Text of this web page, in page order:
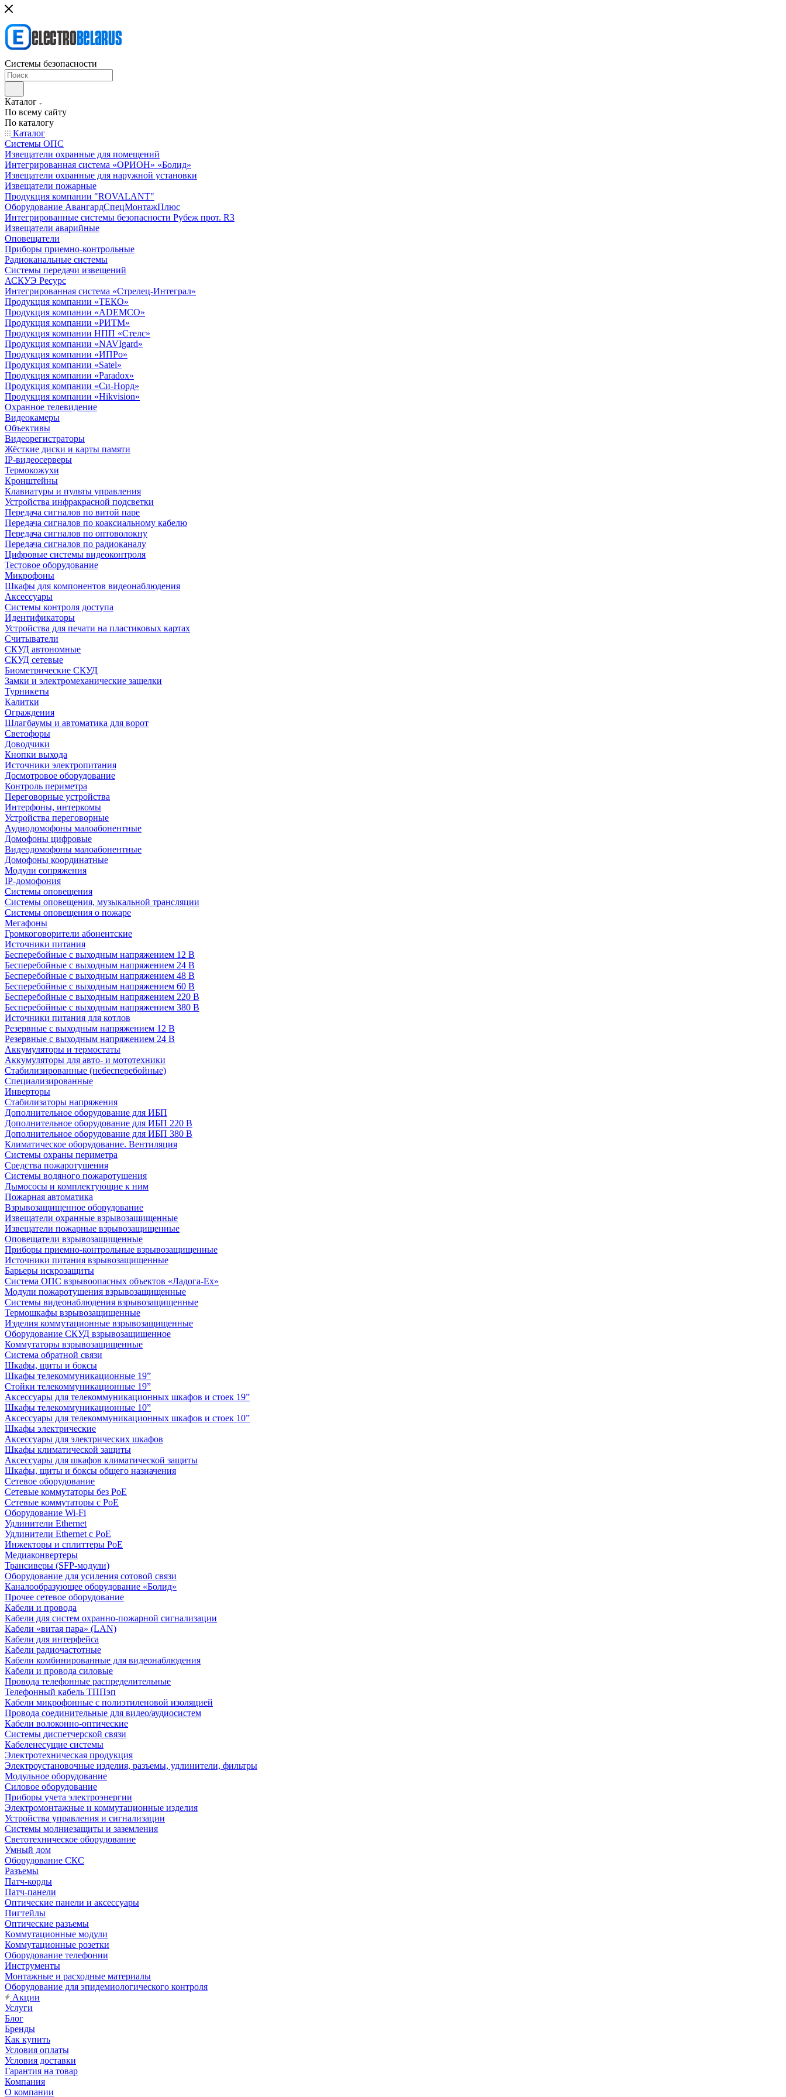
Системы безопасности
Каталог
По всему сайту
По каталогу
Каталог
Системы ОПС
Извещатели охранные для помещений
Интегрированная система «ОРИОН» «Болид»
Извещатели охранные для наружной установки
Извещатели пожарные
Продукция компании "ROVALANT"
Оборудование АвангардСпецМонтажПлюс
Интегрированные системы безопасности Рубеж прот. R3
Извещатели аварийные
Оповещатели
Приборы приемно-контрольные
Радиоканальные системы
Системы передачи извещений
АСКУЭ Ресурс
Интегрированная система «Стрелец-Интеграл»
Продукция компании «ТЕКО»
Продукция компании «ADEMCO»
Продукция компании «РИТМ»
Продукция компании НПП «Стелс»
Продукция компании «NAVIgard»
Продукция компании «ИПРо»
Продукция компании «Satel»
Продукция компании «Paradox»
Продукция компании «Си-Норд»
Продукция компании «Hikvision»
Охранное телевидение
Видеокамеры
Объективы
Видеорегистраторы
Жёсткие диски и карты памяти
IP-видеосерверы
Термокожухи
Кронштейны
Клавиатуры и пульты управления
Устройства инфракрасной подсветки
Передача сигналов по витой паре
Передача сигналов по коаксиальному кабелю
Передача сигналов по оптоволокну
Передача сигналов по радиоканалу
Цифровые системы видеоконтроля
Тестовое оборудование
Микрофоны
Шкафы для компонентов видеонаблюдения
Аксессуары
Системы контроля доступа
Идентификаторы
Устройства для печати на пластиковых картах
Считыватели
СКУД автономные
СКУД сетевые
Биометрические СКУД
Замки и электромеханические защелки
Турникеты
Калитки
Ограждения
Шлагбаумы и автоматика для ворот
Светофоры
Доводчики
Кнопки выхода
Источники электропитания
Досмотровое оборудование
Контроль периметра
Переговорные устройства
Интерфоны, интеркомы
Устройства переговорные
Аудиодомофоны малоабонентные
Домофоны цифровые
Видеодомофоны малоабонентные
Домофоны координатные
Модули сопряжения
IP-домофония
Системы оповещения
Системы оповещения, музыкальной трансляции
Системы оповещения о пожаре
Мегафоны
Громкоговорители абонентские
Источники питания
Бесперебойные с выходным напряжением 12 В
Бесперебойные с выходным напряжением 24 В
Бесперебойные с выходным напряжением 48 В
Бесперебойные с выходным напряжением 60 В
Бесперебойные с выходным напряжением 220 В
Бесперебойные с выходным напряжением 380 В
Источники питания для котлов
Резервные с выходным напряжением 12 В
Резервные с выходным напряжением 24 В
Аккумуляторы и термостаты
Аккумуляторы для авто- и мототехники
Стабилизированные (небесперебойные)
Специализированные
Инверторы
Стабилизаторы напряжения
Дополнительное оборудование для ИБП
Дополнительное оборудование для ИБП 220 В
Дополнительное оборудование для ИБП 380 В
Климатическое оборудование. Вентиляция
Системы охраны периметра
Средства пожаротушения
Системы водяного пожаротушения
Дымососы и комплектующие к ним
Пожарная автоматика
Взрывозащищенное оборудование
Извещатели охранные взрывозащищенные
Извещатели пожарные взрывозащищенные
Оповещатели взрывозащищенные
Приборы приемно-контрольные взрывозащищенные
Источники питания взрывозащищенные
Барьеры искрозащиты
Система ОПС взрывоопасных объектов «Ладога-Ex»
Модули пожаротушения взрывозащищенные
Системы видеонаблюдения взрывозащищенные
Термошкафы взрывозащищенные
Изделия коммутационные взрывозащищенные
Оборудование СКУД взрывозащищенное
Коммутаторы взрывозащищенные
Система обратной связи
Шкафы, щиты и боксы
Шкафы телекоммуникационные 19”
Стойки телекоммуникационные 19”
Аксессуары для телекоммуникационных шкафов и стоек 19”
Шкафы телекоммуникационные 10”
Аксессуары для телекоммуникационных шкафов и стоек 10”
Шкафы электрические
Аксессуары для электрических шкафов
Шкафы климатической защиты
Аксессуары для шкафов климатической защиты
Шкафы, щиты и боксы общего назначения
Сетевое оборудование
Сетевые коммутаторы без PoE
Сетевые коммутаторы с PoE
Оборудование Wi-Fi
Удлинители Ethernet
Удлинители Ethernet с PoE
Инжекторы и сплиттеры PoE
Медиаконвертеры
Трансиверы (SFP-модули)
Оборудование для усиления сотовой связи
Каналообразующее оборудование «Болид»
Прочее сетевое оборудование
Кабели и провода
Кабели для систем охранно-пожарной сигнализации
Кабели «витая пара» (LAN)
Кабели для интерфейса
Кабели радиочастотные
Кабели комбинированные для видеонаблюдения
Кабели и провода силовые
Провода телефонные распределительные
Телефонный кабель ТППэп
Кабели микрофонные с полиэтиленовой изоляцией
Провода соединительные для видео/аудиосистем
Кабели волоконно-оптические
Системы диспетчерской связи
Кабеленесущие системы
Электротехническая продукция
Электроустановочные изделия, разъемы, удлинители, фильтры
Модульное оборудование
Силовое оборудование
Приборы учета электроэнергии
Электромонтажные и коммутационные изделия
Устройства управления и сигнализации
Системы молниезащиты и заземления
Светотехническое оборудование
Умный дом
Оборудование СКС
Разъемы
Патч-корды
Патч-панели
Оптические панели и аксессуары
Пигтейлы
Оптические разъемы
Коммутационные модули
Коммутационные розетки
Оборудование телефонии
Инструменты
Монтажные и расходные материалы
Оборудование для эпидемиологического контроля
Акции
Услуги
Блог
Бренды
Как купить
Условия оплаты
Условия доставки
Гарантия на товар
Компания
О компании